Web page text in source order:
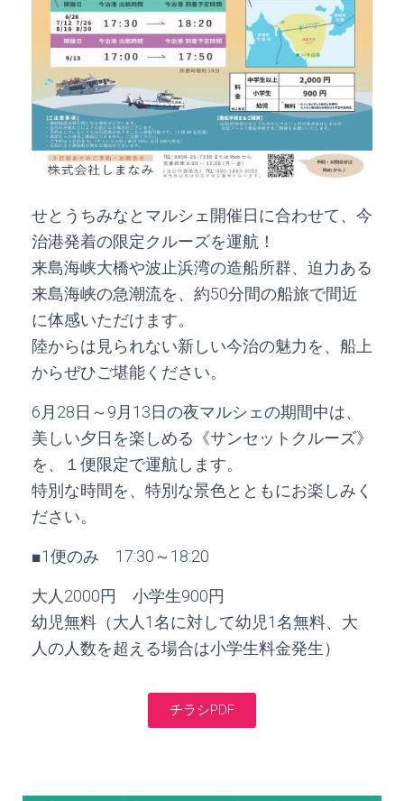
せとうちみなとマルシェ開催日に合わせて、今
治港発着の限定クルーズを運航！
来島海峡大橋や波止浜湾の造船所群、迫力ある
来島海峡の急潮流を、約50分間の船旅で間近
に体感いただけます。
陸からは見られない新しい今治の魅力を、船上
からぜひご堪能ください。
6月28日～9月13日の夜マルシェの期間中は、
美しい夕日を楽しめる《サンセットクルーズ》
を、１便限定で運航します。
特別な時間を、特別な景色とともにお楽しみく
ださい。
■1便のみ 17:30～18:20
大人2000円 小学生900円
幼児無料（大人1名に対して幼児1名無料、大
人の人数を超える場合は小学生料金発生）
チラシPDF